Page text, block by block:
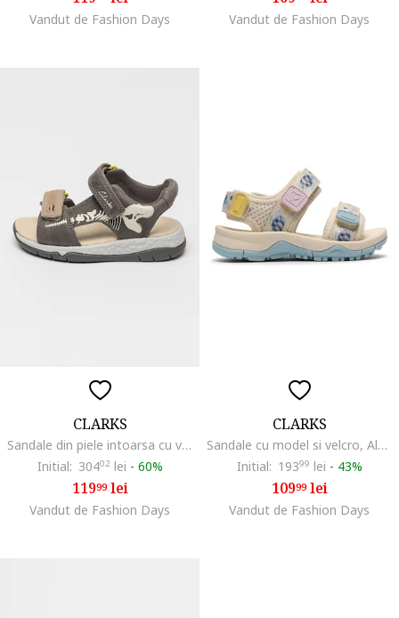
Vandut de Fashion Days Vandut de Fashion Days
CLARKS
Sandale din piele intoarsa cu velcro Spiney Tail, Gri/Gri inchis
Initial: 30402 lei - 60%
11999lei
Vandut de Fashion Days
CLARKS
Sandale cu model si velcro, Albastru pastel/Galben/Lila/Crem
Initial: 19399 lei - 43%
10999lei
Vandut de Fashion Days